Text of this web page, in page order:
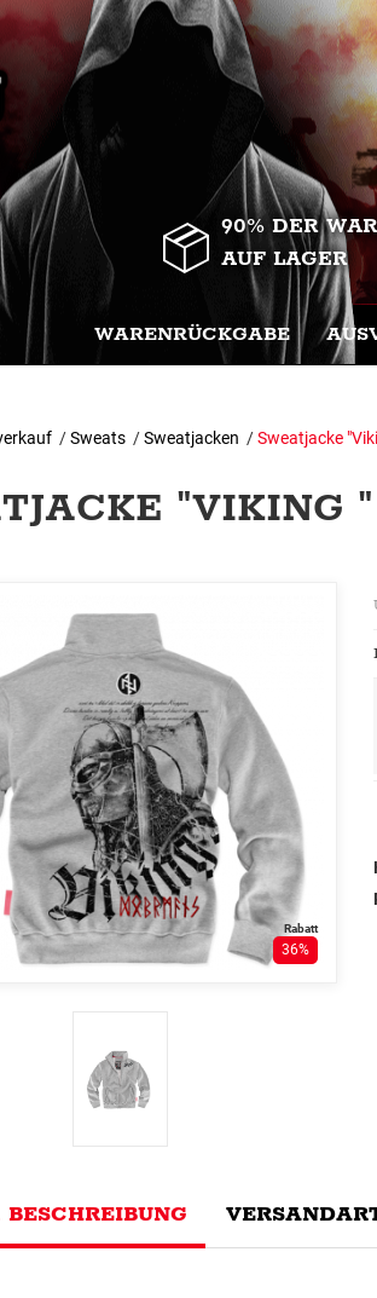
90% DER
AUF LAGER
WARENRÜCKGABE
/Sweats /Sweatjacken /Sweatjacke
"VIKING
Rabatt
36%